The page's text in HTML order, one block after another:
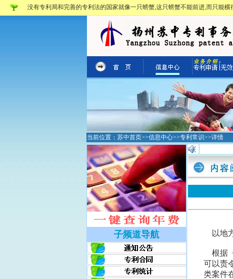
没有专利局和完善的专利法的国家就像一只螃蟹,这只螃蟹不能前进,而只能横
当前位置： 苏中首页>>信息中心>>专利常识>>详情
子频道导航 以地
根据
可以责
类案件